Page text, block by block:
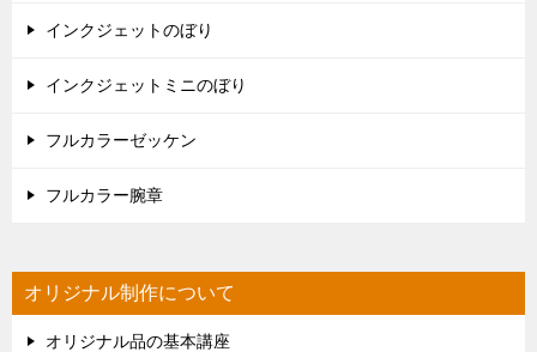
インクジェットのぼり
インクジェットミニのぼり
フルカラーゼッケン
フルカラー腕章
オリジナル制作について
オリジナル品の基本講座